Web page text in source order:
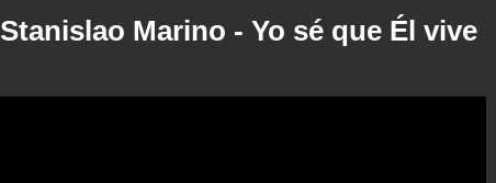
Stanislao Marino - Yo sé que Él vive